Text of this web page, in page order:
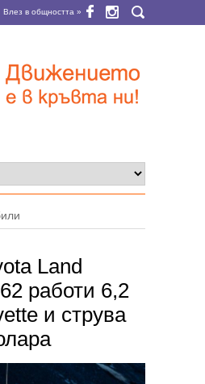
Влез в общността »
Land
работи 6,2
и струва